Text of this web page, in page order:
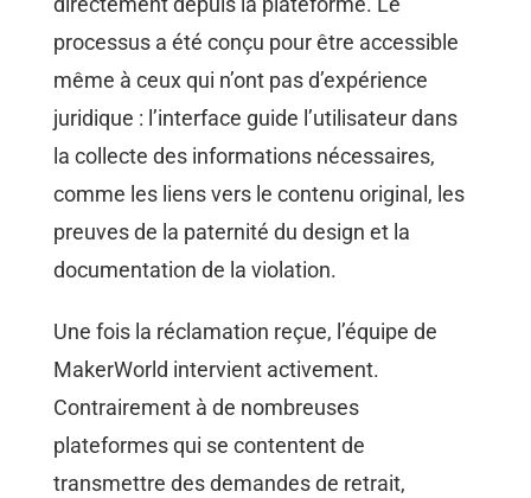
processus a été conçu pour être accessible
même à ceux qui n’ont pas d’expérience
juridique : l’interface guide l’utilisateur dans
la collecte des informations nécessaires,
comme les liens vers le contenu original, les
preuves de la paternité du design et la
documentation de la violation.
Une fois la réclamation reçue, l’équipe de
MakerWorld intervient activement.
Contrairement à de nombreuses
plateformes qui se contentent de
transmettre des demandes de retrait,